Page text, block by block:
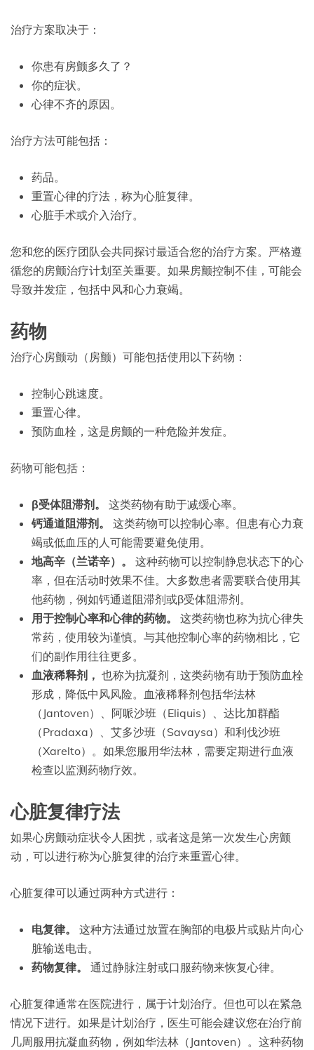
治疗方案取决于：
你患有房颤多久了？
你的症状。
心律不齐的原因。
治疗方法可能包括：
药品。
重置心律的疗法，称为心脏复律。
心脏手术或介入治疗。
您和您的医疗团队会共同探讨最适合您的治疗方案。严格遵
循您的房颤治疗计划至关重要。如果房颤控制不佳，可能会
导致并发症，包括中风和心力衰竭。
药物
治疗心房颤动（房颤）可能包括使用以下药物：
控制心跳速度。
重置心律。
预防血栓，这是房颤的一种危险并发症。
药物可能包括：
β受体阻滞剂。
这类药物有助于减缓心率。
钙通道阻滞剂。
这类药物可以控制心率。但患有心力衰
竭或低血压的人可能需要避免使用。
地高辛（兰诺辛）。
这种药物可以控制静息状态下的心
率，但在活动时效果不佳。大多数患者需要联合使用其
他药物，例如钙通道阻滞剂或β受体阻滞剂。
用于控制心率和心律的药物。
这类药物也称为抗心律失
常药，使用较为谨慎。与其他控制心率的药物相比，它
们的副作用往往更多。
血液稀释剂， 也称为抗凝剂，这类药物有助于预防血栓
形成，降低中风风险。血液稀释剂包括华法林
（Jantoven）、阿哌沙班（Eliquis）、达比加群酯
（Pradaxa）、艾多沙班（Savaysa）和利伐沙班
（Xarelto）。如果您服用华法林，需要定期进行血液
检查以监测药物疗效。
心脏复律疗法
如果心房颤动症状令人困扰，或者这是第一次发生心房颤
动，可以进行称为心脏复律的治疗来重置心律。
心脏复律可以通过两种方式进行：
电复律。
这种方法通过放置在胸部的电极片或贴片向心
脏输送电击。
药物复律。
通过静脉注射或口服药物来恢复心律。
心脏复律通常在医院进行，属于计划治疗。但也可以在紧急
情况下进行。如果是计划治疗，医生可能会建议您在治疗前
几周服用抗凝血药物，例如华法林（Jantoven）。这种药物